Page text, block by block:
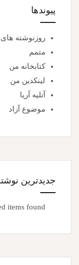
پیوندها
روزنوشته
متمم
کتابخانه من
لینکدین من
آتلیه آریا
موضوع آزاد
جدیدترین
items found.